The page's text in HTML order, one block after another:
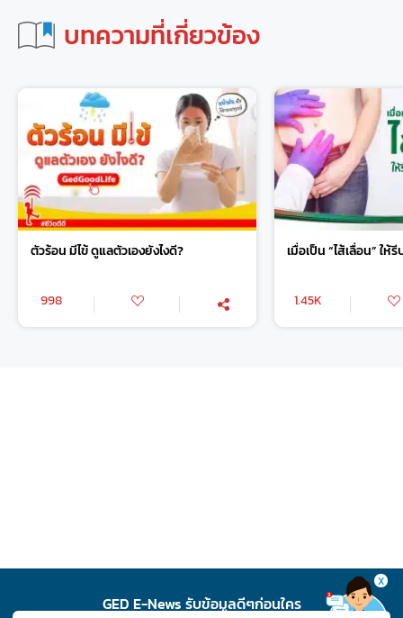
บทความที่เกี่ยวข้อง
ตัวร้อน มีไข้ ดูแลตัวเองยังไงดี?
998
เมื่อเป็น “ไส้เลื่อน” ให้
1.45K
GED E-News รับข้อมูลดีๆก่อนใคร
X